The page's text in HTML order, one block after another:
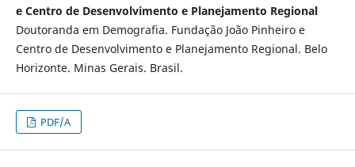
e Centro de Desenvolvimento e Planejamento Regional
Doutoranda em Demografia. Fundação João Pinheiro e
Centro de Desenvolvimento e Planejamento Regional. Belo
Horizonte. Minas Gerais. Brasil.
PDF/A